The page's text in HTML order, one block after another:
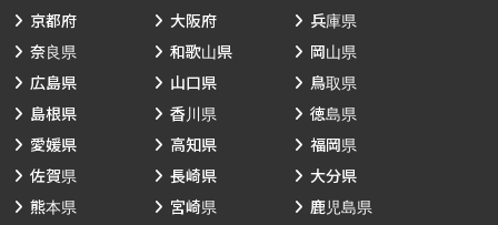
京都府
大阪府
兵庫県
奈良県
和歌山県
岡山県
広島県
山口県
鳥取県
島根県
香川県
徳島県
愛媛県
高知県
福岡県
佐賀県
長崎県
大分県
熊本県
宮崎県
鹿児島県